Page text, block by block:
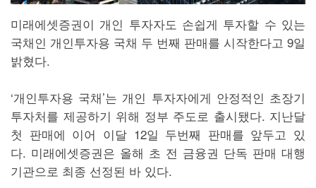
미래에셋증권이 개인 투자자도 손쉽게 투자할 수 있는
국채인 개인투자용 국채 두 번째 판매를 시작한다고 9일
밝혔다.
‘개인투자용 국채’는 개인 투자자에게 안정적인 초장기
투자처를 제공하기 위해 정부 주도로 출시됐다. 지난달
첫 판매에 이어 이달 12일 두번째 판매를 앞두고 있
다. 미래에셋증권은 올해 초 전 금융권 단독 판매 대행
기관으로 최종 선정된 바 있다.